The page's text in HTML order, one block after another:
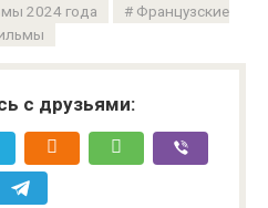
2024 года
Французские
с друзьями: